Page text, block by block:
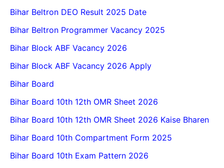
Bihar Beltron DEO Result 2025 Date
Bihar Beltron Programmer Vacancy 2025
Bihar Block ABF Vacancy 2026
Bihar Block ABF Vacancy 2026 Apply
Bihar Board
Bihar Board 10th 12th OMR Sheet 2026
Bihar Board 10th 12th OMR Sheet 2026 Kaise Bharen
Bihar Board 10th Compartment Form 2025
Bihar Board 10th Exam Pattern 2026